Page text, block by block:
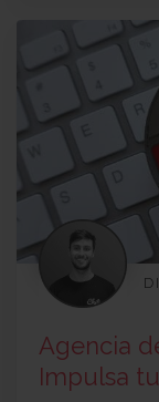
Agencia
Impulsa